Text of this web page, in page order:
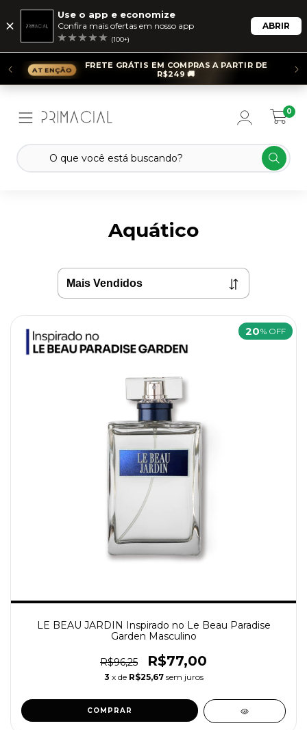
Use o app e economize
Confira mais ofertas em nosso app
(100+)
ABRIR
FRETE GRÁTIS EM COMPRAS A PARTIR DE
R$249 🚚
0
Aquático
20% OFF
LE BEAU JARDIN Inspirado no Le Beau Paradise
Garden Masculino
R$96,25 R$77,00
3 x de R$25,67 sem juros
COMPRAR